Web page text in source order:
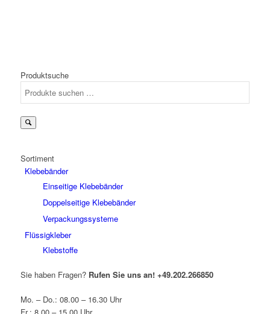
Produktsuche
Sortiment
Klebebänder
Einseitige Klebebänder
Doppelseitige Klebebänder
Verpackungssysteme
Flüssigkleber
Klebstoffe
Sie haben Fragen? Rufen Sie uns an! +49.202.266850
Mo. – Do.: 08.00 – 16.30 Uhr